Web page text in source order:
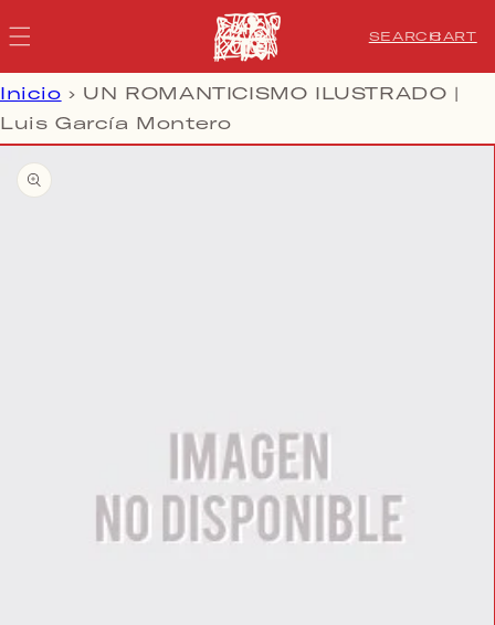
IR DIRECTAMENTE AL
CONTENIDO
SEARCHCART
Inicio › UN ROMANTICISMO ILUSTRADO |
Luis García Montero
INFORMACIÓN DEL
Abrir
elemento
multimedia